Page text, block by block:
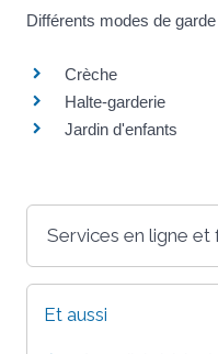
Différents modes de
Crèche
Halte-garderie
Jardin d'enfants
Services en ligne et
Et aussi